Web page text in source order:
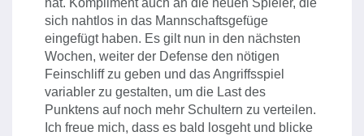
hat. Kompliment auch an die neuen Spieler, die
sich nahtlos in das Mannschaftsgefüge
eingefügt haben. Es gilt nun in den nächsten
Wochen, weiter der Defense den nötigen
Feinschliff zu geben und das Angriffsspiel
variabler zu gestalten, um die Last des
Punktens auf noch mehr Schultern zu verteilen.
Ich freue mich, dass es bald losgeht und blicke